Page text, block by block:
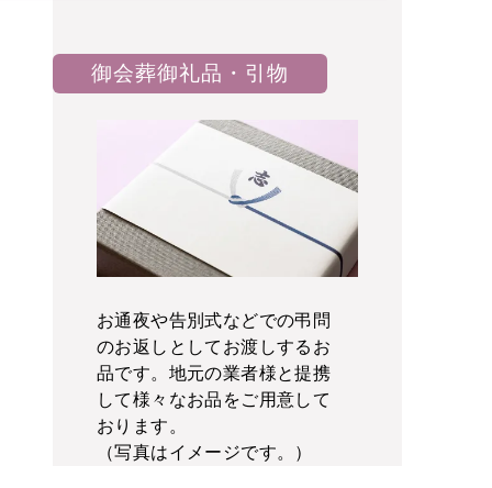
御会葬御礼品・引物
お通夜や告別式などでの弔問
のお返しとしてお渡しするお
品です。地元の業者様と提携
して様々なお品をご用意して
おります。
（写真はイメージです。）